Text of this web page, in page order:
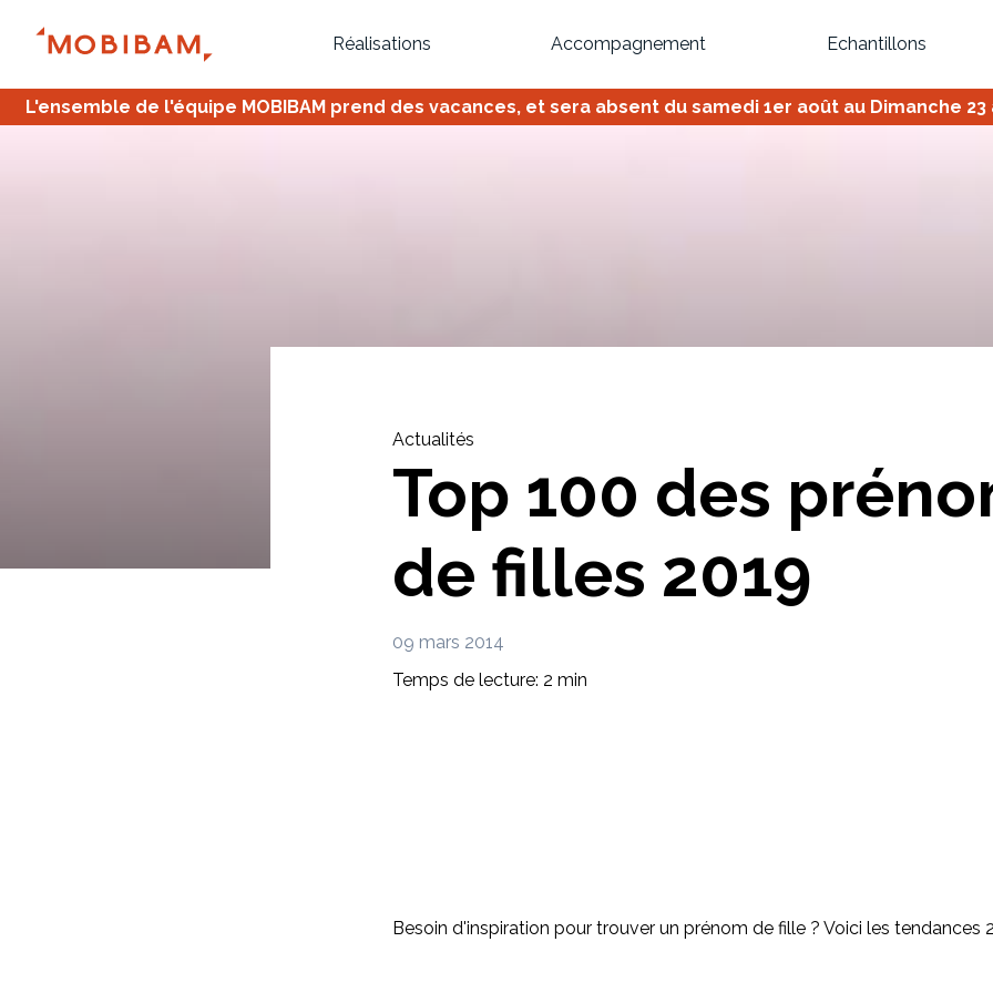
Réalisations Accompagnement Echantillons
Inspirez-vous du catalogue
Créez votre projet de A à Z Retrouvez vos
Imaginez et concevez un meuble 100% unique.
L'ensemble de l'équipe MOBIBAM prend des vacances, et sera absent du samedi 1er août au Dimanche
Actualités
Top 100 des
de filles 2019
09 mars 2014
Temps de lecture: 2 min
Besoin d'inspiration pour trouver un prénom de fille ? Voici les tendances